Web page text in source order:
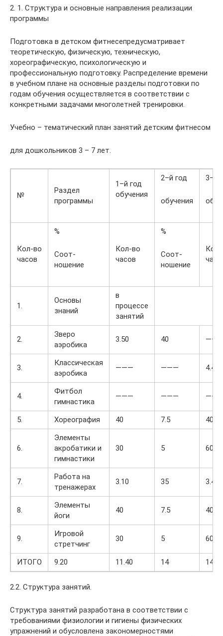
2. 1. Структура и основные направления реализации
программы
Подготовка в детском фитнесепредусматривает
теоретическую, физическую, техническую,
хореографическую, психологическую и
профессиональную подготовку. Распределение времени
в учебном плане на основные разделы подготовки по
годам обучения осуществляется в соответствии с
конкретными задачами многолетней тренировки.
Учебно – тематический план занятий детским фитнесом
для дошкольников 3 – 7 лет.
№
Раздел
программы
1–й год
обучения
2–й год
обучения
3–й
Кол-во
часов
%
Соот-
ношение
Кол-во
часов
%
Соот-
ношение
1.
Основы
знаний
в
процессе
занятий
2.
Зверо
аэробика
3.50 40 ———
3.
Классическая
аэробика
——— ——— 4.40
4.
Фитбол
гимнастика
——— ——— ———
5. Хореография 40 7.5 40
6.
Элементы
акробатики и
гимнастики
30 5 60
7.
Работа на
тренажерах
3.10 35 3.40
8.
Элементы
йоги
40 7.5 40
9.
Игровой
стретчинг
30 5 60
ИТОГО 9.20 11.40 14 14
2.2. Структура занятий.
Структура занятий разработана в соответствии с
требованиями физиологии и гигиены физических
упражнений и обусловлена закономерностями